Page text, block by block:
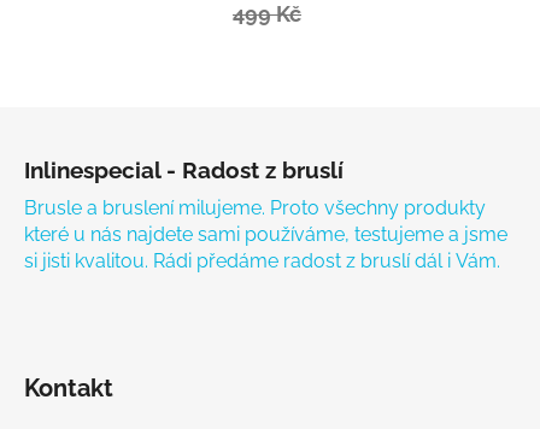
499 Kč
Inlinespecial - Radost z bruslí
Brusle a bruslení milujeme. Proto všechny produkty
které u nás najdete sami používáme, testujeme a jsme
si jisti kvalitou. Rádi předáme radost z bruslí dál i Vám.
Kontakt